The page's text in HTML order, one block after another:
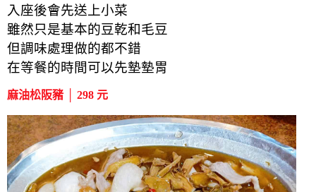
入座後會先送上小菜
雖然只是基本的豆乾和毛豆
但調味處理做的都不錯
在等餐的時間可以先墊墊胃
麻油松阪豬 │ 298 元